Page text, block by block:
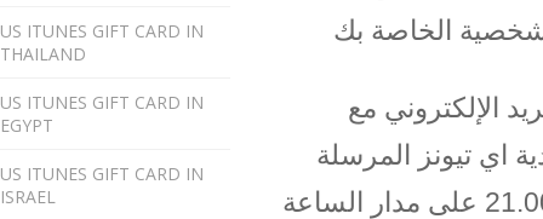
US ITUNES GIFT CARD IN
THAILAND
US ITUNES GIFT CARD IN
EGYPT
US ITUNES GIFT CARD IN
ISRAEL
الإلكتروني مع
(ساعات العمل لدينا هي من 7.00 حتى
الساعة 21.00 على مدار الساعة GMT-5). عند إرسال طلبك خارج ساعات العمل،